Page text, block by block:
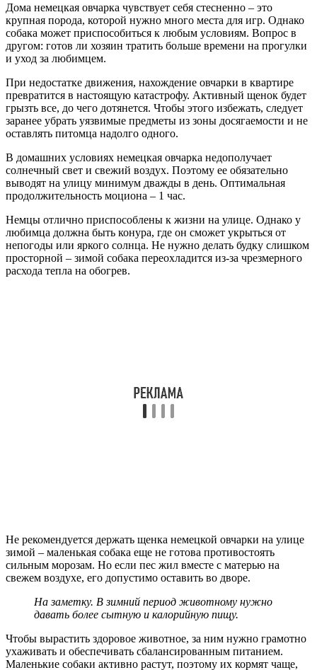
Дома немецкая овчарка чувствует себя стесненно – это
крупная порода, которой нужно много места для игр. Однако
собака может приспособиться к любым условиям. Вопрос в
другом: готов ли хозяин тратить больше времени на прогулки
и уход за любимцем.
При недостатке движения, нахождение овчарки в квартире
превратится в настоящую катастрофу. Активный щенок будет
грызть все, до чего дотянется. Чтобы этого избежать, следует
заранее убрать уязвимые предметы из зоны досягаемости и не
оставлять питомца надолго одного.
В домашних условиях немецкая овчарка недополучает
солнечный свет и свежий воздух. Поэтому ее обязательно
выводят на улицу минимум дважды в день. Оптимальная
продолжительность моциона – 1 час.
Немцы отлично приспособлены к жизни на улице. Однако у
любимца должна быть конура, где он сможет укрыться от
непогоды или яркого солнца. Не нужно делать будку слишком
просторной – зимой собака переохладится из-за чрезмерного
расхода тепла на обогрев.
Не рекомендуется держать щенка немецкой овчарки на улице
зимой – маленькая собака еще не готова противостоять
сильным морозам. Но если пес жил вместе с матерью на
свежем воздухе, его допустимо оставить во дворе.
На заметку. В зимний период животному нужно
давать более сытную и калорийную пищу.
Чтобы вырастить здоровое животное, за ним нужно грамотно
ухаживать и обеспечивать сбалансированным питанием.
Маленькие собаки активно растут, поэтому их кормят чаще,